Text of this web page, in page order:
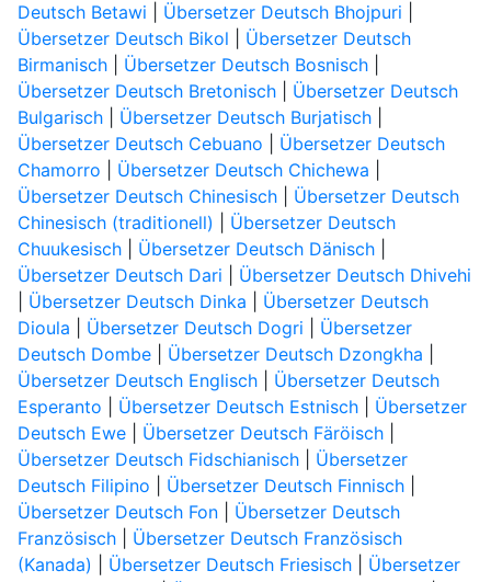
Deutsch Betawi
Übersetzer Deutsch Bhojpuri
Übersetzer Deutsch Bikol
Übersetzer Deutsch
Birmanisch| Übersetzer Deutsch Bosnisch|
Übersetzer Deutsch Bretonisch| Übersetzer Deutsch
Bulgarisch| Übersetzer Deutsch Burjatisch|
Übersetzer Deutsch Cebuano
Übersetzer Deutsch
Chamorro
Übersetzer Deutsch Chichewa
Übersetzer Deutsch Chinesisch| Übersetzer Deutsch
Chinesisch (traditionell)
Übersetzer Deutsch
Chuukesisch| Übersetzer Deutsch Dänisch|
Übersetzer Deutsch Dari
Übersetzer Deutsch Dhivehi
Übersetzer Deutsch Dinka
Übersetzer Deutsch
Dioula
Übersetzer Deutsch Dogri
Übersetzer
Deutsch Dombe| Übersetzer Deutsch Dzongkha
Übersetzer Deutsch Englisch| Übersetzer Deutsch
Esperanto
Übersetzer Deutsch Estnisch| Übersetzer
Deutsch Ewe| Übersetzer Deutsch Färöisch|
Übersetzer Deutsch Fidschianisch| Übersetzer
Deutsch Filipino
Übersetzer Deutsch Finnisch|
Übersetzer Deutsch Fon| Übersetzer Deutsch
Französisch| Übersetzer Deutsch Französisch
(Kanada)
Übersetzer Deutsch Friesisch| Übersetzer